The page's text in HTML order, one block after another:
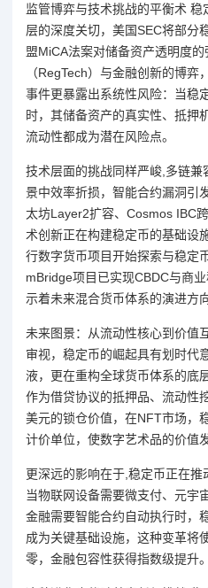
监管博弈与技术挑战的平衡术
层的深度关切，美国SEC将部分
盟MiCA法案对储备资产透明度
（RegTech）与金融创新的博
事件更暴露出系统性风险：当稳
时，其储备资产的真实性、抵押
流动性都成为潜在风险点。
技术层面的挑战同样严峻,多链
景中效率折损，智能合约漏洞引
太坊Layer2扩容、Cosmos IBC
术创新正在构建稳定币的基础设
行数字货币项目开始探索与稳定
mBridge项目已实现CBDC与商
示着未来混合货币体系的演进方向
未来图景：从流动性核心到价值
审视，稳定币的崛起具有划时代
液，更在重构全球货币体系的底
作为借贷协议的抵押品、流动性
美元的锁仓价值，在NFT市场，
计价单位，使数字艺术品的价值
更深远的影响在于,稳定币正在推
当物联网设备需要微支付、元宇
金融需要智能合约自动执行时，
成为关键基础设施，这种变革将
零，金融包容性获得指数级提升。